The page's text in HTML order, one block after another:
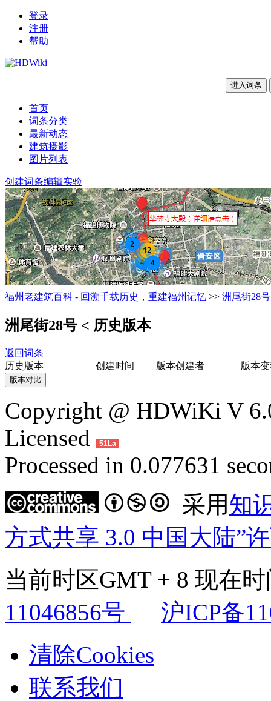
登录
注册
帮助
首页
词条分类
最新动态
建筑摄影
图片列表
创建词条编辑实验
福州老建筑百科 - 回溯千载历史，重建福州记忆 >> 洲尾街28号
洲尾街28号 < 历史版本
返回词条
历史版本
创建时间 版本创建者 版本
Copyright @ HDWiKi V
Licensed
51La
Processed in 0.077631
采用知
方式共享 3.0 中国大陆”
当前时区GMT + 8 现在
11046856号
沪ICP备
清除Cookies
联系我们